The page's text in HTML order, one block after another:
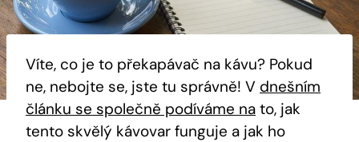
Víte, co je to překapávač na kávu? Pokud
ne, nebojte se, jste tu správně! V dnešním
článku se společně podíváme na to, jak
tento skvělý kávovar funguje a jak ho